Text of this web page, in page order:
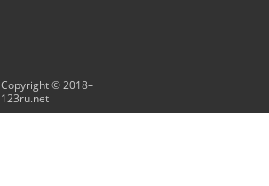
Copyright © 2018–
123ru.net